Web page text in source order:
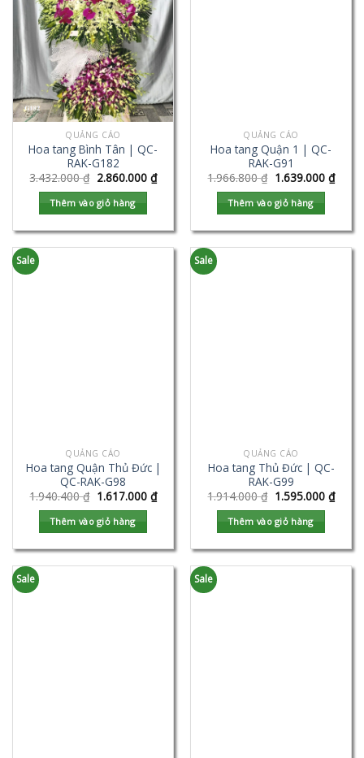
QUẢNG CÁO
Hoa tang Bình Tân | QC-
RAK-G182
3.432.000₫ 2.860.000 ₫
Thêm vào giỏ hàng
QUẢNG CÁO
Hoa tang Quận 1 | QC-
RAK-G91
1.966.800₫ 1.639.000 ₫
Thêm vào giỏ hàng
Sale
QUẢNG CÁO
Hoa tang Quận Thủ Đức |
QC-RAK-G98
1.940.400₫ 1.617.000 ₫
Thêm vào giỏ hàng
Sale
QUẢNG CÁO
Hoa tang Thủ Đức | QC-
RAK-G99
1.914.000₫ 1.595.000 ₫
Thêm vào giỏ hàng
Sale Sale